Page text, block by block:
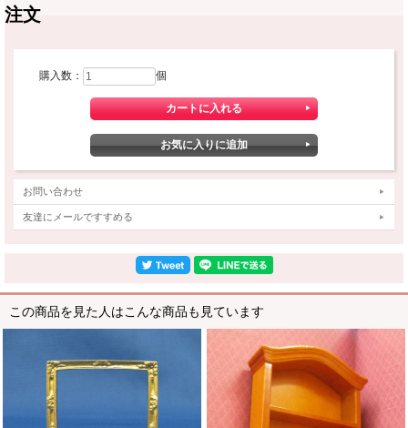
注文
購入数： 個
お問い合わせ
友達にメールですすめる
この商品を見た人はこんな商品も見ています